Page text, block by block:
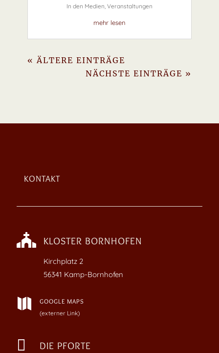
In den Medien, Veranstaltungen
mehr lesen
« ÄLTERE EINTRÄGE
NÄCHSTE EINTRÄGE »
KONTAKT
 KLOSTER BORNHOFEN
Kirchplatz 2
56341 Kamp-Bornhofen
 GOOGLE MAPS
(externer Link)
 DIE PFORTE